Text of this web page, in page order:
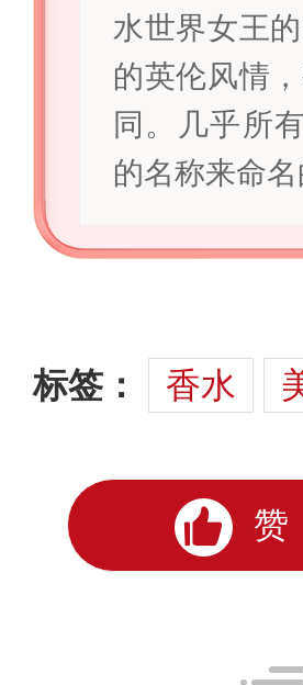
水世界女王
的英伦风情
同。几乎所
的名称来命
标签： 香水
赞